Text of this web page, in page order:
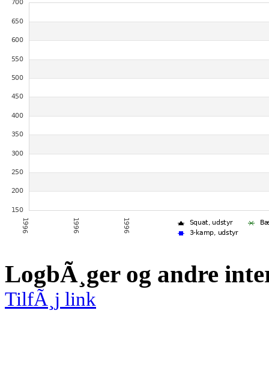
LogbÃ¸ger og andre
TilfÃ¸j link